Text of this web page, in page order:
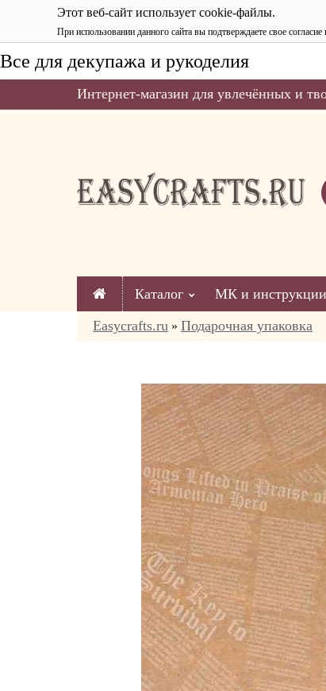
Этот веб-сайт использует cookie-файлы.
При использовании данного сайта вы подтверждаете свое
Все для декупажа и рукоделия
Интернет-магазин для увлечённых и
Каталог МК и инструкции
Easycrafts.ru » Подарочная упаковка